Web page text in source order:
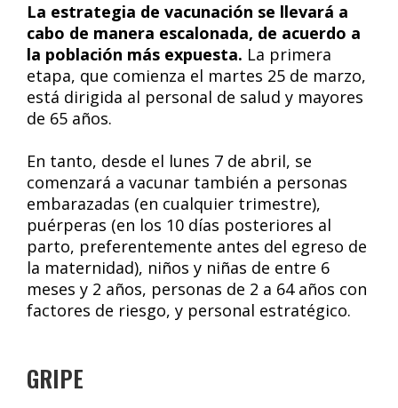
La estrategia de vacunación se llevará a
cabo de manera escalonada, de acuerdo a
la población más expuesta. La primera
etapa, que comienza el martes 25 de marzo,
está dirigida al personal de salud y mayores
de 65 años.
En tanto, desde el lunes 7 de abril, se
comenzará a vacunar también a personas
embarazadas (en cualquier trimestre),
puérperas (en los 10 días posteriores al
parto, preferentemente antes del egreso de
la maternidad), niños y niñas de entre 6
meses y 2 años, personas de 2 a 64 años con
factores de riesgo, y personal estratégico.
GRIPE